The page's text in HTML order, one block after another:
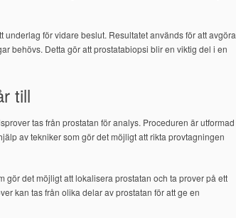
underlag för vidare beslut. Resultatet används för att avgöra
behövs. Detta gör att prostatabiopsi blir en viktig del i en
till
tas från prostatan för analys. Proceduren är utformad
av tekniker som gör det möjligt att rikta provtagningen
det möjligt att lokalisera prostatan och ta prover på ett
kan tas från olika delar av prostatan för att ge en